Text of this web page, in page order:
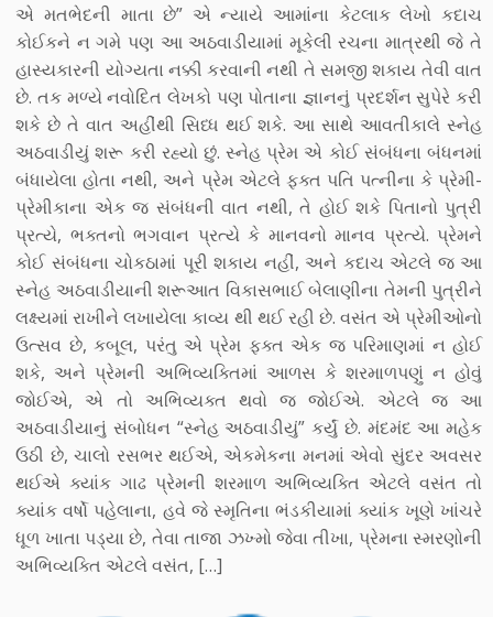
એ મતભેદની માતા છે” એ ન્યાયે આમાંના કેટલાક લેખો કદાચ
કોઈકને ન ગમે પણ આ અઠવાડીયામાં મૂકેલી રચના માત્રથી જે તે
હાસ્યકારની યોગ્યતા નક્કી કરવાની નથી તે સમજી શકાય તેવી વાત
છે. તક મળ્યે નવોદિત લેખકો પણ પોતાના જ્ઞાનનું પ્રદર્શન સુપેરે કરી
શકે છે તે વાત અહીંથી સિધ્ધ થઈ શકે. આ સાથે આવતીકાલે સ્નેહ
અઠવાડીયું શરૂ કરી રહ્યો છું. સ્નેહ પ્રેમ એ કોઈ સંબંધના બંધનમાં
બંધાયેલા હોતા નથી, અને પ્રેમ એટલે ફક્ત પતિ પત્નીના કે પ્રેમી-
પ્રેમીકાના એક જ સંબંધની વાત નથી, તે હોઈ શકે પિતાનો પુત્રી
પ્રત્યે, ભક્તનો ભગવાન પ્રત્યે કે માનવનો માનવ પ્રત્યે. પ્રેમને
કોઈ સંબંધના ચોકઠામાં પૂરી શકાય નહીં, અને કદાચ એટલે જ આ
સ્નેહ અઠવાડીયાની શરૂઆત વિકાસભાઈ બેલાણીના તેમની પુત્રીને
લક્ષ્યમાં રાખીને લખાયેલા કાવ્ય થી થઈ રહી છે. વસંત એ પ્રેમીઓનો
ઉત્સવ છે, કબૂલ, પરંતુ એ પ્રેમ ફક્ત એક જ પરિમાણમાં ન હોઈ
શકે, અને પ્રેમની અભિવ્યક્તિમાં આળસ કે શરમાળપણું ન હોવું
જોઈએ, એ તો અભિવ્યક્ત થવો જ જોઈએ. એટલે જ આ
અઠવાડીયાનું સંબોધન “સ્નેહ અઠવાડીયું” કર્યું છે. મંદમંદ આ મહેક
ઉઠી છે, ચાલો રસભર થઈએ, એકમેકના મનમાં એવો સુંદર અવસર
થઈએ ક્યાંક ગાઢ પ્રેમની શરમાળ અભિવ્યક્તિ એટલે વસંત તો
ક્યાંક વર્ષો પહેલાના, હવે જે સ્મૃતિના ભંડકીયામાં ક્યાંક ખૂણે ખાંચરે
ધૂળ ખાતા પડ્યા છે, તેવા તાજા ઝખ્મો જેવા તીખા, પ્રેમના સ્મરણોની
અભિવ્યક્તિ એટલે વસંત, […]